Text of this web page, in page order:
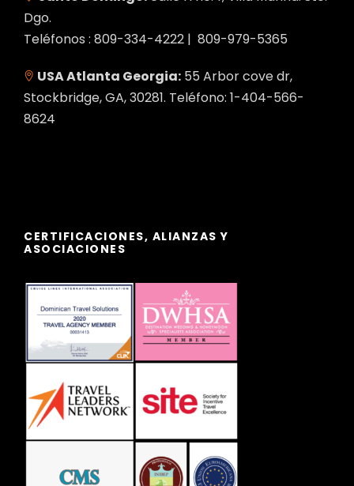
Dgo.
Teléfonos : 809-334-4222 | 809-979-5365
USA Atlanta Georgia: 55 Arbor cove dr,
Stockbridge, GA, 30281. Teléfono: 1-404-566-
8624
CERTIFICACIONES, ALIANZAS Y
ASOCIACIONES